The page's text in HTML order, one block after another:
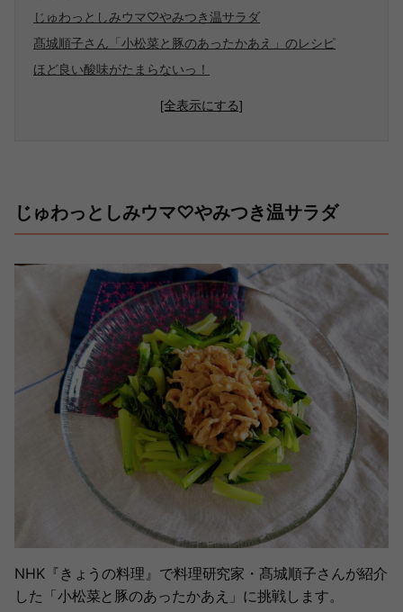
じゅわっとしみウマ♡やみつき温サラダ
髙城順子さん「小松菜と豚のあったかあえ」のレシピ
ほど良い酸味がたまらないっ！
[全表示にする]
じゅわっとしみウマ♡やみつき温サラダ
NHK『きょうの料理』で料理研究家・髙城順子さんが紹介
した「小松菜と豚のあったかあえ」に挑戦します。